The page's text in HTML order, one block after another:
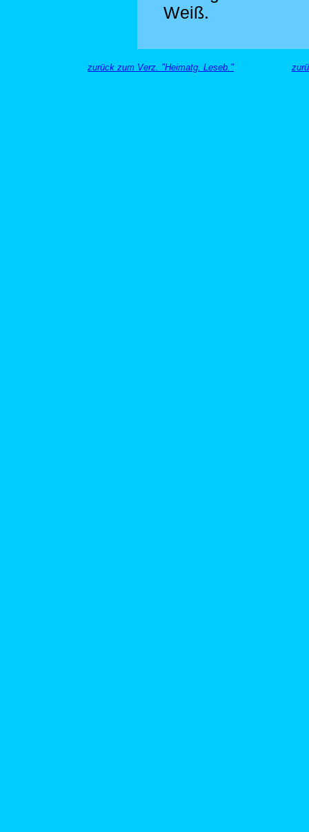
Weiß.
zurück zum Verz. "Heimatg. Leseb."